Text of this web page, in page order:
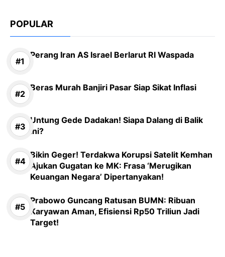
POPULAR
Perang Iran AS Israel Berlarut RI Waspada
Beras Murah Banjiri Pasar Siap Sikat Inflasi
Untung Gede Dadakan! Siapa Dalang di Balik
Ini?
Bikin Geger! Terdakwa Korupsi Satelit Kemhan
Ajukan Gugatan ke MK: Frasa ‘Merugikan
Keuangan Negara’ Dipertanyakan!
Prabowo Guncang Ratusan BUMN: Ribuan
Karyawan Aman, Efisiensi Rp50 Triliun Jadi
Target!